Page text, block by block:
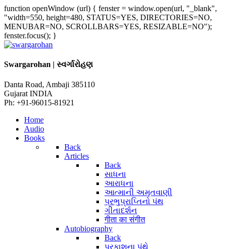
function openWindow (url) { fenster = window.open(url, "_blank",
"width=550, height=480, STATUS=YES, DIRECTORIES=NO,
MENUBAR=NO, SCROLLBARS=YES, RESIZABLE=NO");
fenster.focus(); }
Swargarohan | સ્વર્ગારોહણ
Danta Road, Ambaji 385110
Gujarat INDIA
Ph: +91-96015-81921
Home
Audio
Books
Back
Articles
Back
સાધના
આરાધના
આત્માની અમૃતવાણી
પ્રભુપ્રાપ્તિનો પંથ
ગીતાદર્શન
गीता का संगीत
Autobiography
Back
પ્રકાશના પંથે